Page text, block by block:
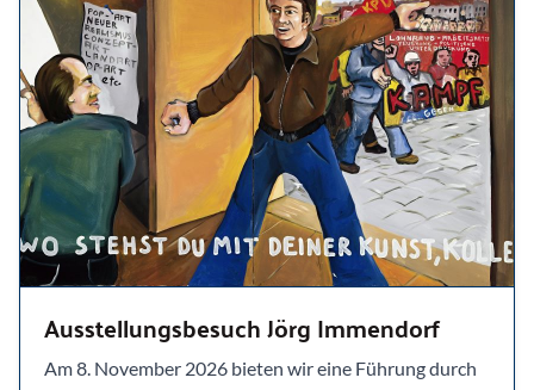
Ausstellungsbesuch Jörg Immendorf
Am 8. November 2026 bieten wir eine Führung durch